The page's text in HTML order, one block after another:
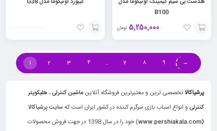
B100
5,250,000 تومان
افزودن
به
سبد
افزودن
سبد
1 2 3 4 … 7 8 9 →
پرشیاکالاتخصصی ترین و معتبرترین فروشگاه آنلاین ماشین کنترلی، هلیکوپتر
کنترلی و انواع اسباب بازی سرگرم کننده در کشور ایران است که سایت پرشیاکالا
(www.pershiakala.com
) خود را در سال 1398 در جهت فروش محصولات